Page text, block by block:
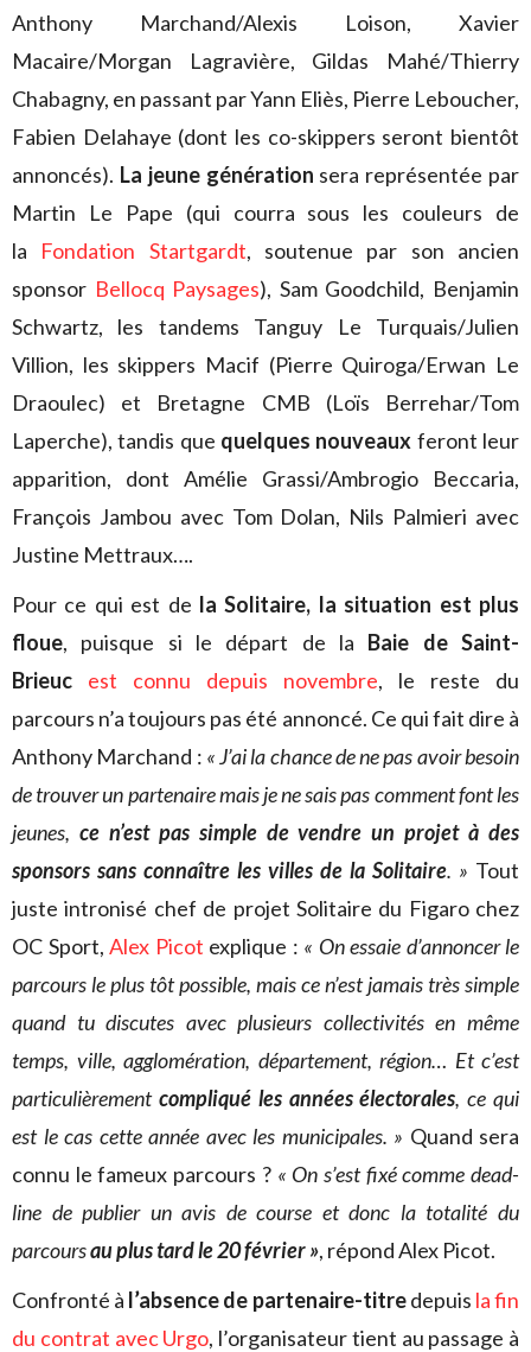
Anthony Marchand/Alexis Loison, Xavier
Macaire/Morgan Lagravière, Gildas Mahé/Thierry
Chabagny, en passant par Yann Eliès, Pierre Leboucher,
Fabien Delahaye (dont les co-skippers seront bientôt
annoncés). La jeune génération sera représentée par
Martin Le Pape (qui courra sous les couleurs de
la Fondation Startgardt, soutenue par son ancien
sponsor Bellocq Paysages), Sam Goodchild, Benjamin
Schwartz, les tandems Tanguy Le Turquais/Julien
Villion, les skippers Macif (Pierre Quiroga/Erwan Le
Draoulec) et Bretagne CMB (Loïs Berrehar/Tom
Laperche), tandis que quelques nouveaux feront leur
apparition, dont Amélie Grassi/Ambrogio Beccaria,
François Jambou avec Tom Dolan, Nils Palmieri avec
Justine Mettraux….
Pour ce qui est de la Solitaire, la situation est plus
floue, puisque si le départ de la Baie de Saint-
Brieuc
est connu depuis novembre, le reste du
parcours n’a toujours pas été annoncé. Ce qui fait dire à
Anthony Marchand : « J’ai la chance de ne pas avoir besoin
de trouver un partenaire mais je ne sais pas comment font les
jeunes, ce n’est pas simple de vendre un projet à des
sponsors sans connaître les villes de la Solitaire. » Tout
juste intronisé chef de projet Solitaire du Figaro chez
OC Sport, Alex Picot explique : « On essaie d’annoncer le
parcours le plus tôt possible, mais ce n’est jamais très simple
quand tu discutes avec plusieurs collectivités en même
temps, ville, agglomération, département, région… Et c’est
particulièrement compliqué les années électorales, ce qui
est le cas cette année avec les municipales. » Quand sera
connu le fameux parcours ? « On s’est fixé comme dead-
line de publier un avis de course et donc la totalité du
parcoursau plus tard le 20 février », répond Alex Picot.
Confronté à l’absence de partenaire-titredepuis la fin
du contrat avec Urgo, l’organisateur tient au passage à